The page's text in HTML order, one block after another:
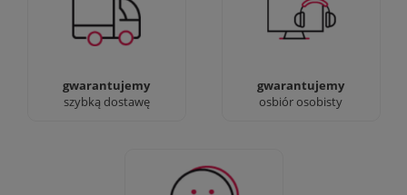
gwarantujemy
szybką dostawę
90% dostaw następnego
dnia, bez dopłat!
gwarantujemy
osbiór osobisty
Jesteśmy prawdziwi :)
możesz przyjść i